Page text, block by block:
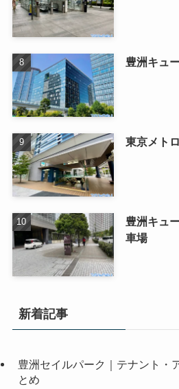
豊洲キュ
東京メト
豊洲キュ
車場
新着記事
豊洲セイルパーク｜テナント・
とめ